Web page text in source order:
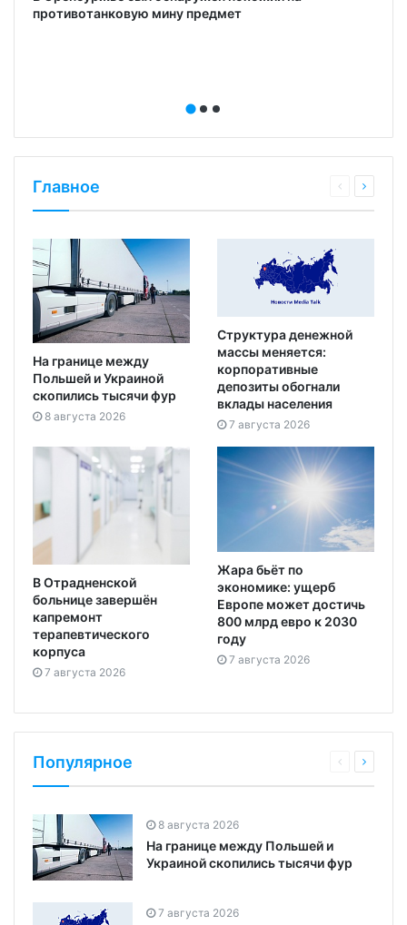
противотанковую мину предмет
Главное
На границе между
Польшей и Украиной
скопились тысячи фур
8 августа 2026
Структура денежной
массы меняется:
корпоративные
депозиты обогнали
вклады населения
7 августа 2026
В Отрадненской
больнице завершён
капремонт
терапевтического
корпуса
7 августа 2026
Жара бьёт по
экономике: ущерб
Европе может достичь
800 млрд евро к 2030
году
7 августа 2026
Популярное
8 августа 2026
На границе между Польшей и
Украиной скопились тысячи фур
7 августа 2026